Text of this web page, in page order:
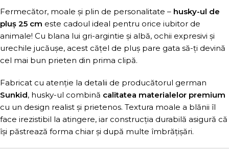
Fermecător, moale și plin de personalitate – husky-ul de
pluș 25 cm este cadoul ideal pentru orice iubitor de
animale! Cu blana lui gri-argintie și albă, ochii expresivi și
urechile jucăușe, acest cățel de pluș pare gata să-ți devină
cel mai bun prieten din prima clipă.
Fabricat cu atenție la detalii de producătorul german
Sunkid, husky-ul combină calitatea materialelor premium
cu un design realist și prietenos. Textura moale a blănii îl
face irezistibil la atingere, iar construcția durabilă asigură că
își păstrează forma chiar și după multe îmbrățișări.